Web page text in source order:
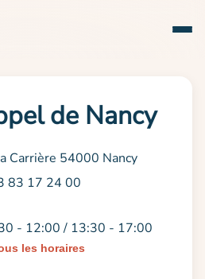
de Nancy
Carrière 54000 Nancy
83 17 24 00
- 12:00 / 13:30 - 17:00
les horaires